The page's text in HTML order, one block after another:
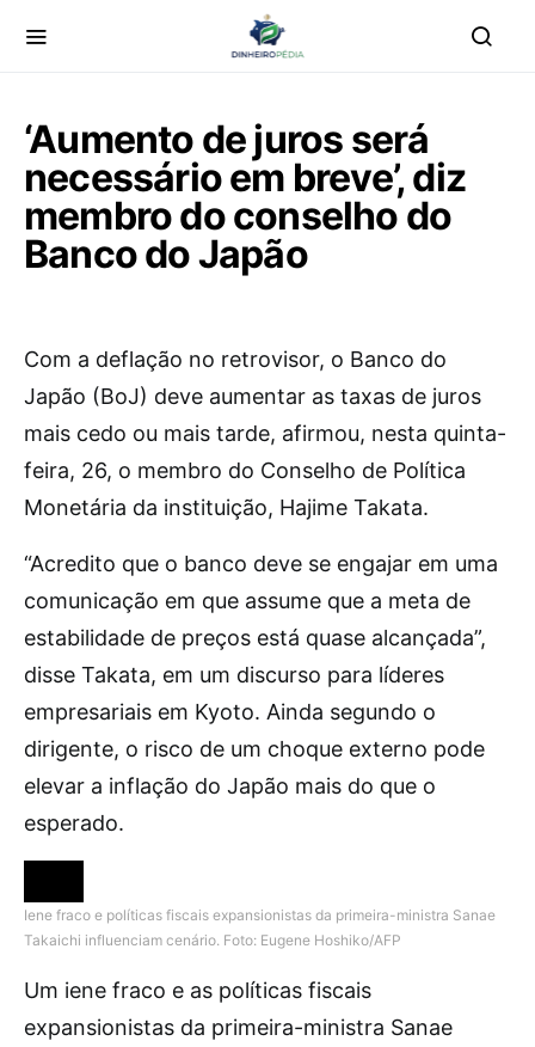
‘Aumento de juros será
necessário em breve’, diz
membro do conselho do
Banco do Japão
Com a deflação no retrovisor, o Banco do
Japão (BoJ) deve aumentar as taxas de juros
mais cedo ou mais tarde, afirmou, nesta quinta-
feira, 26, o membro do Conselho de Política
Monetária da instituição, Hajime Takata.
“Acredito que o banco deve se engajar em uma
comunicação em que assume que a meta de
estabilidade de preços está quase alcançada”,
disse Takata, em um discurso para líderes
empresariais em Kyoto. Ainda segundo o
dirigente, o risco de um choque externo pode
elevar a inflação do Japão mais do que o
esperado.
Iene fraco e políticas fiscais expansionistas da primeira-ministra Sanae
Takaichi influenciam cenário. Foto: Eugene Hoshiko/AFP
Um iene fraco e as políticas fiscais
expansionistas da primeira-ministra Sanae